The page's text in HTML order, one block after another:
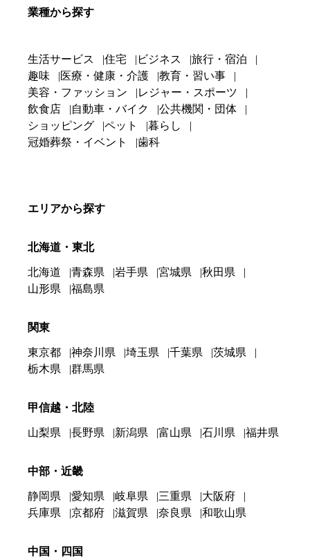
業種から探す
生活サービス 住宅 ビジネス
旅行・宿泊
趣味
医療・健康・介護
教育・習い事
美容・ファッション
レジャー・スポーツ
飲食店
自動車・バイク
公共機関・団体
ショッピング
ペット
暮らし
冠婚葬祭・イベント
歯科
エリアから探す
北海道・東北
北海道 青森県 岩手県 宮城県
秋田県
山形県
福島県
関東
東京都 神奈川県 埼玉県 千葉県
茨城県
栃木県
群馬県
甲信越・北陸
山梨県 長野県 新潟県 富山県 石川県 福井県
中部・近畿
静岡県 愛知県 岐阜県 三重県
大阪府
兵庫県
京都府 滋賀県 奈良県 和歌山県
中国・四国